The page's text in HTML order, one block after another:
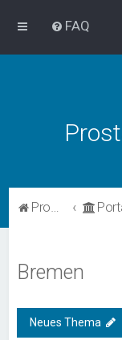
FAQ
ProstSchG
Bremen
Neues Thema